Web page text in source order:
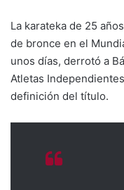
La karateka de 25
de bronce en el
unos días, derrotó a
Atletas
definición del título.